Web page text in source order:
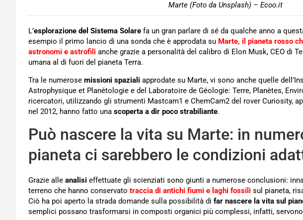
Marte (Foto da Unsplash) – Ecoo.it
L’esplorazione del Sistema Solare fa un gran parlare di sé da qualche anno a
esempio il primo lancio di una sonda che è approdata su Marte, il pianeta rosso
astronomi e astrofili anche grazie a personalità del calibro di Elon Musk, CEO di
umana al di fuori del pianeta Terra.
Tra le numerose missioni spaziali approdate su Marte, vi sono anche quelle
Astrophysique et Planétologie e del Laboratoire de Géologie: Terre, Planètes,
ricercatori, utilizzando gli strumenti Mastcam1 e ChemCam2 del rover Curiosity,
nel 2012, hanno fatto una scoperta a dir poco strabiliante.
Può nascere la vita su Marte: in
pianeta ci sarebbero le condizioni
Grazie alle analisi effettuate gli scienziati sono giunti a numerose conclusioni:
terreno che hanno conservato traccia di antichi fiumi e laghi fossili sul pianeta,
Ciò ha poi aperto la strada domande sulla possibilità di far nascere la vita sul
semplici possano trasformarsi in composti organici più complessi, infatti,